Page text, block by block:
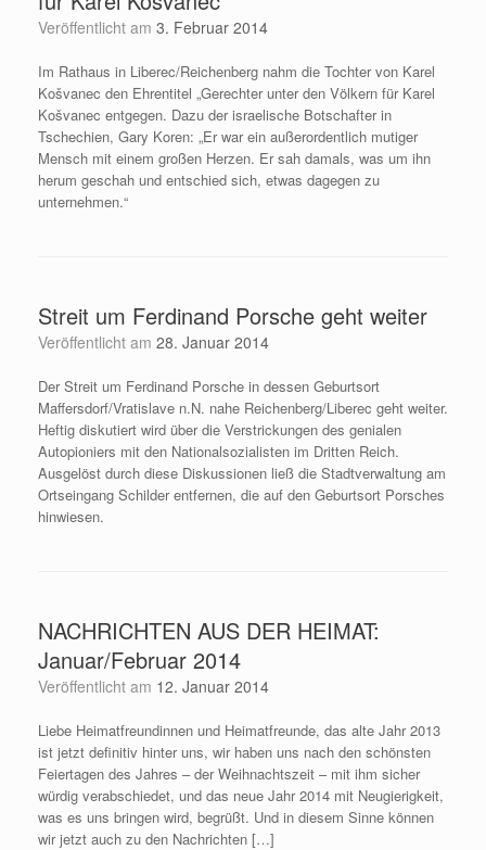
Veröffentlicht am 3. Februar 2014
Im Rathaus in Liberec/Reichenberg nahm die Tochter von Karel
Košvanec den Ehrentitel „Gerechter unter den Völkern für Karel
Košvanec entgegen. Dazu der israelische Botschafter in
Tschechien, Gary Koren: „Er war ein außerordentlich mutiger
Mensch mit einem großen Herzen. Er sah damals, was um ihn
herum geschah und entschied sich, etwas dagegen zu
unternehmen.“
Streit um Ferdinand Porsche geht weiter
Veröffentlicht am 28. Januar 2014
Der Streit um Ferdinand Porsche in dessen Geburtsort
Maffersdorf/Vratislave n.N. nahe Reichenberg/Liberec geht weiter.
Heftig diskutiert wird über die Verstrickungen des genialen
Autopioniers mit den Nationalsozialisten im Dritten Reich.
Ausgelöst durch diese Diskussionen ließ die Stadtverwaltung am
Ortseingang Schilder entfernen, die auf den Geburtsort Porsches
hinwiesen.
NACHRICHTEN AUS DER HEIMAT:
Januar/Februar 2014
Veröffentlicht am 12. Januar 2014
Liebe Heimatfreundinnen und Heimatfreunde, das alte Jahr 2013
ist jetzt definitiv hinter uns, wir haben uns nach den schönsten
Feiertagen des Jahres – der Weihnachtszeit – mit ihm sicher
würdig verabschiedet, und das neue Jahr 2014 mit Neugierigkeit,
was es uns bringen wird, begrüßt. Und in diesem Sinne können
wir jetzt auch zu den Nachrichten […]